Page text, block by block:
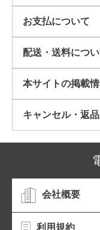
お支払について
配送・送料につ
本サイトの掲載
キャンセル・返
会社概要
利用規約